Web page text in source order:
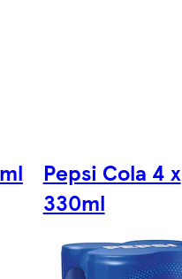
Pepsi Cola 4 x
330ml